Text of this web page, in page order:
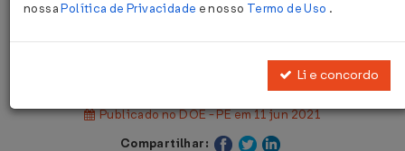
Decreto Nº 50838 DE 10/06/2021
Publicado no DOE - PE em 11 jun 2021
Compartilhar:
nossaPolítica de Privacidade e nosso Termo de Uso .
Li e concordo